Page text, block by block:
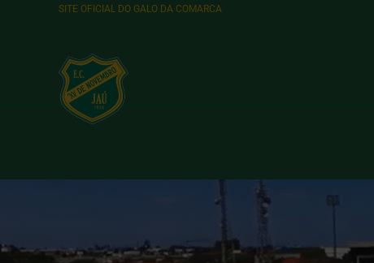
SITE OFICIAL DO GALO DA COMARCA